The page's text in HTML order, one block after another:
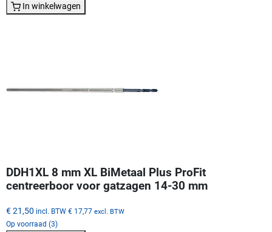
In winkelwagen
DDH1XL 8 mm XL BiMetaal Plus ProFit
centreerboor voor gatzagen 14-30 mm
€ 21,50 incl. BTW € 17,77 excl. BTW
Op voorraad (3)